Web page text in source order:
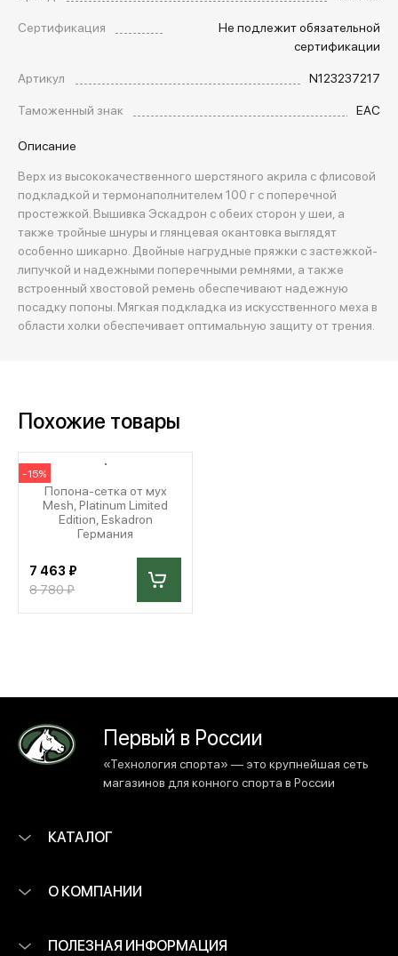
обратный звонок
Сертификация
Не подлежит обязательной
сертификации
Артикул
N123237217
Таможенный знак
EAC
Описание
Верх из высококачественного шерстяного акрила с флисовой
подкладкой и термонаполнителем 100 г с поперечной
простежкой. Вышивка Эскадрон с обеих сторон у шеи, а
также тройные шнуры и глянцевая окантовка выглядят
особенно шикарно. Двойные нагрудные пряжки с застежкой-
липучкой и надежными поперечными ремнями, а также
встроенный хвостовой ремень обеспечивают надежную
посадку попоны. Мягкая подкладка из искусственного меха в
области холки обеспечивает оптимальную защиту от трения.
Похожие товары
-15%
Попона-сетка от мух
Mesh, Platinum Limited
Edition, Eskadron
Германия
7 463 ₽
8 780 ₽
Первый в России
«Технология спорта» — это крупнейшая сеть
магазинов для конного спорта в России
КАТАЛОГ
О КОМПАНИИ
ПОЛЕЗНАЯ ИНФОРМАЦИЯ